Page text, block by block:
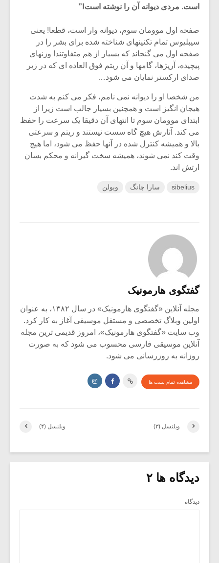
است. مردی دیوانه آن را نوشته است!”
صفحه اول موومان سوم، دیوانه وار است، قطعا! یعنی
سیبلیوس تمام تکنینهای شناخته شده برای بشر را در
صفحه اول می گنجاند که بسیار از هم متفاوتند! وزنهای
پیچیده، آرپژها، گامها و آن ریتم فوق العاده ای که در زیر
صدای ارکستر نمایان می شود…
من شخصا او را دیوانه نمی نامم، فکر می کنم به شدت
هیجان انگیز است و همچنین بسیار جالب است زیرا از
ابتدای موومان سوم تا انتهای آن دقیقا یک سرعت را حفظ
می کند. آثارش هیچ گاه سست نیستند و ریتم و سرعتی
بالا و همیشه کنترل شده در آنها حفظ می شود، اما هیچ
وقت کند نمی شوند، همیشه سخت گیرانه و محکم بسان
ارتش اند.
sibelius سارا چانگ ویولن
گفتگوی هارمونیک
مجله آنلاین «گفتگوی هارمونیک» در سال ۱۳۸۲، به عنوان
اولین وبلاگ تخصصی و مستقل موسیقی آغاز به کار کرد.
وب سایت «گفتگوی هارمونیک»، امروز قدیمی ترین مجله
آنلاین موسیقی فارسی محسوب می شود که به صورت
روزانه به روزرسانی می شود.
مشاهده تمام پست ها
ویلنسل (۴) ویلنسل (۳)
دیدگاه ها ۲
دیدگاه